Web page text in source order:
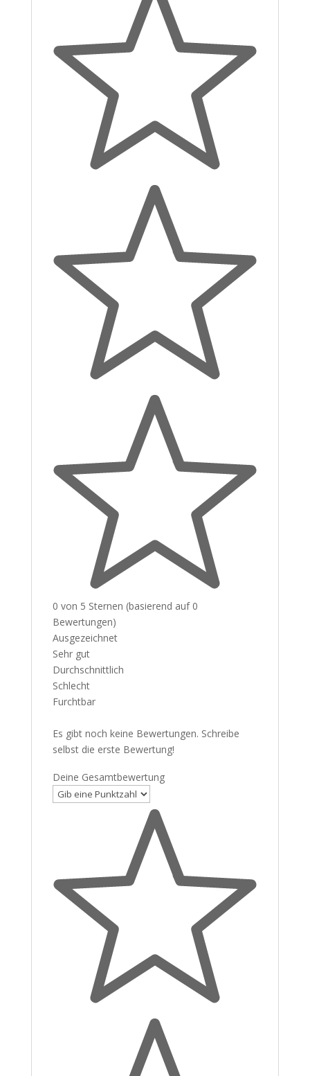
0 von 5 Sternen (basierend auf 0
Bewertungen)
Ausgezeichnet
Sehr gut
Durchschnittlich
Schlecht
Furchtbar
Es gibt noch keine Bewertungen. Schreibe
selbst die erste Bewertung!
Deine Gesamtbewertung